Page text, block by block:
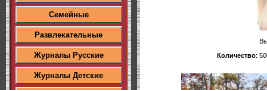
Семейные
Развлекательные
Журналы Русские
Журналы Детские
Количество: